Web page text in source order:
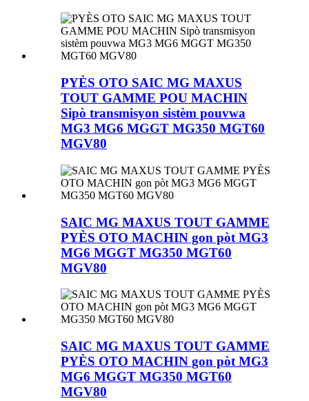
PYÈS OTO SAIC MG MAXUS
TOUT GAMME POU MACHIN
Sipò transmisyon sistèm pouvwa
MG3 MG6 MGGT MG350 MGT60
MGV80
SAIC MG MAXUS TOUT GAMME
PYÈS OTO MACHIN gon pòt MG3
MG6 MGGT MG350 MGT60
MGV80
SAIC MG MAXUS TOUT GAMME
PYÈS OTO MACHIN gon pòt MG3
MG6 MGGT MG350 MGT60
MGV80